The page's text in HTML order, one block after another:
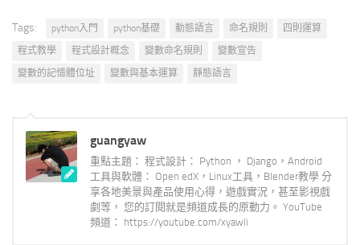
Tags: python入門 python基礎 動態語言 命名規則
四則運算
程式教學
程式設計概念 變數命名規則
變數宣告
變數的記憶體位址
變數與基本運算 靜態語言
guangyaw
重點主題： 程式設計： Python ， Django，Android
工具與軟體： Open edX，Linux工具，Blender教學 分
享各地美景與產品使用心得，遊戲實況，甚至影視戲
劇等， 您的訂閱就是頻道成長的原動力。 YouTube
頻道： https://youtube.com/xyawli